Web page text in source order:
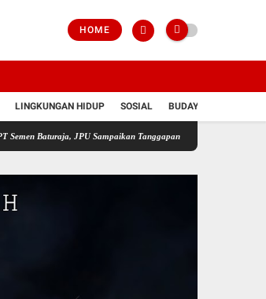
HOME
LINGKUNGAN HIDUP SOSIAL BUDAYA
JPU Sampaikan Tanggapan atas Eksepsi Tiga Terdakwa